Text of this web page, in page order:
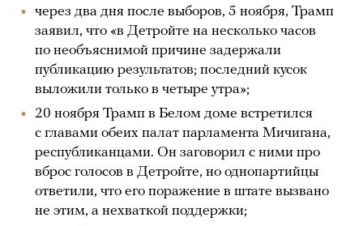
через два дня после выборов, 5 ноября, Трамп
заявил, что «в Детройте на несколько часов
по необъяснимой причине задержали
публикацию результатов; последний кусок
выложили только в четыре утра»;
20 ноября Трамп в Белом доме встретился
с главами обеих палат парламента Мичигана,
республиканцами. Он заговорил с ними про
вброс голосов в Детройте, но однопартийцы
ответили, что его поражение в штате вызвано
не этим, а нехваткой поддержки;